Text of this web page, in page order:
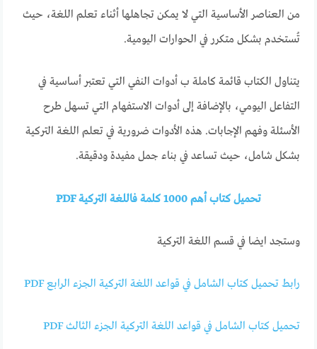
من العناصر الأساسية التي لا يمكن تجاهلها أثناء تعلم اللغة، حيث
تُستخدم بشكل متكرر في الحوارات اليومية.
يتناول الكتاب قائمة كاملة ب أدوات النفي التي تعتبر أساسية في
التفاعل اليومي، بالإضافة إلى أدوات الاستفهام التي تسهل طرح
الأسئلة وفهم الإجابات. هذه الأدوات ضرورية في تعلم اللغة التركية
بشكل شامل، حيث تساعد في بناء جمل مفيدة ودقيقة.
تحميل كتاب أهم 1000 كلمة فاللغة التركية PDF
وستجد ايضا في قسم اللغة التركية
رابط تحميل كتاب الشامل في قواعد اللغة التركية الجزء الرابع PDF
تحميل كتاب الشامل في قواعد اللغة التركية الجزء الثالث PDF